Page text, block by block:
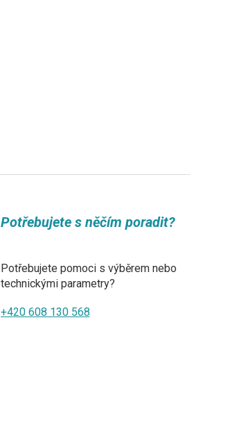
Potřebujete s něčím poradit?
Potřebujete pomoci s výběrem nebo
technickými parametry?
+420 608 130 568